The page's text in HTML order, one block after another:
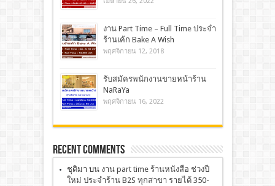
งาน Part Time – Full Time ประจำ
ร้านเค้ก Bake A Wish
พฤศจิกายน 12, 2018
รับสมัครพนักงานขายหน้าร้าน
NaRaYa
พฤศจิกายน 16, 2022
Recent Comments
ชุติมา บน งาน part time ร้านหนังสือ ช่วงปี
ใหม่ ประจำร้าน B2S ทุกสาขา รายได้ 350-